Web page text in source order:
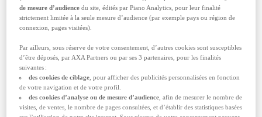
AXA Assurance Voyage
IPA SAs'engage à rendre son
accessible conformément à l'article 47 de la loi n° 2005-
102 du 11 février 2005.
À cette fin, nous mettons en œuvre la stratégie et les
actions suivantes : Réaliser un programme de
conformité afin de garantir que tous les sites web
de mesure d’audience du site, édités par Piano Analytics, pour leur finalité
strictement limitée à la seule mesure d’audience (par exemple pays ou région de
connexion, pages visitées).
Par ailleurs, sous réserve de votre consentement, d’autres cookies sont susceptibles
d’être déposés, par AXA Partners ou par ses 3 partenaires, pour les finalités
suivantes :
des cookies de ciblage, pour afficher des publicités personnalisées en fonction
de votre navigation et de votre profil.
des cookies d’analyse ou de mesure d’audience, afin de mesurer le nombre de
visites, de ventes, le nombre de pages consultées, et d’établir des statistiques basées